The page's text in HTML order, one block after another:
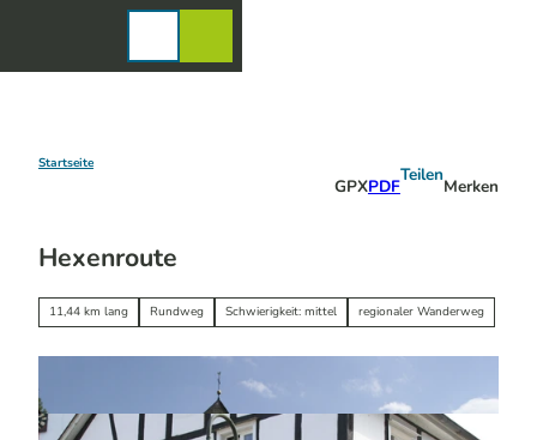
Startseite
GPXPDF
Teilen
Merken
Hexenroute
11,44 km lang Rundweg Schwierigkeit: mittel regionaler Wanderweg